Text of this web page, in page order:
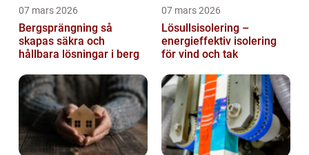
07 mars 2026
Bergsprängning så
skapas säkra och
hållbara lösningar i berg
07 mars 2026
Lösullsisolering –
energieffektiv isolering
för vind och tak